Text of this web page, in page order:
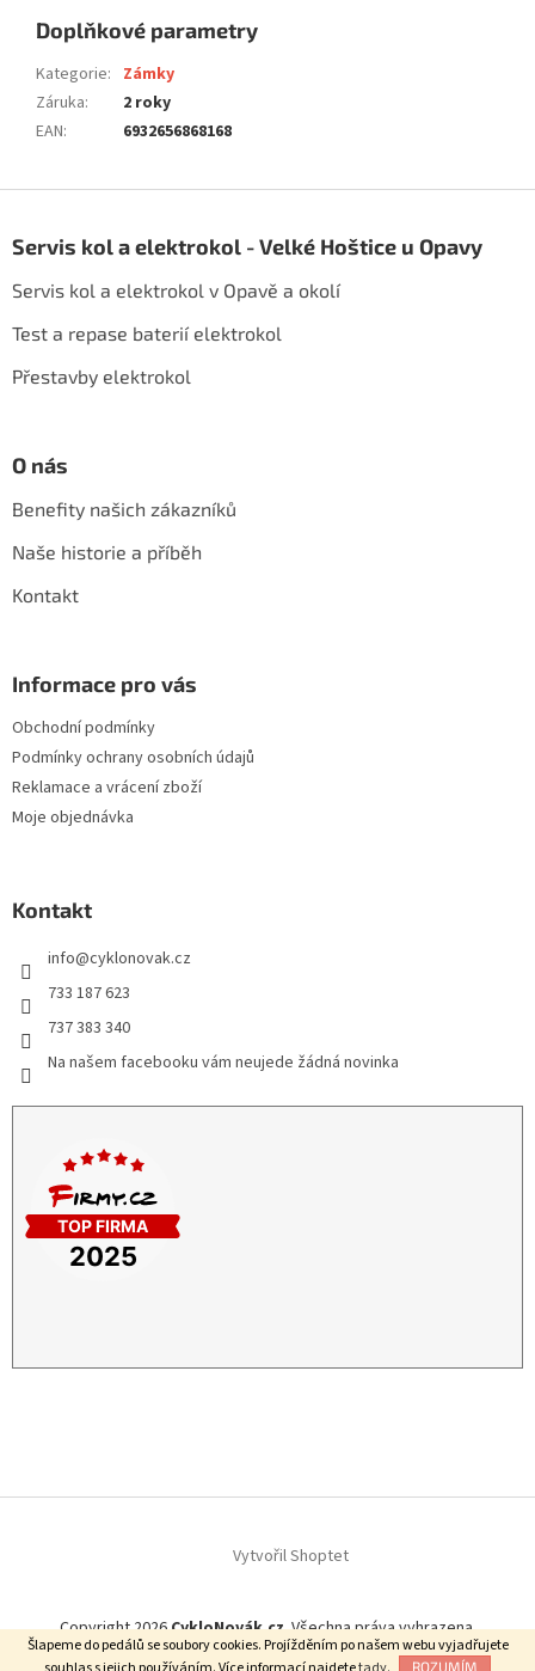
Šlapeme do pedálů se soubory cookies. Projížděním po našem webu vyjadřujete
ROZUMÍM
Doplňkové parametry
Kategorie: Zámky
Záruka:
2 roky
EAN: 6932656868168
pServis kol a elektrokol - Velké Hoštice u Opavy
Servis kol a elektrokol v Opavě a okolí
Test a repase baterií elektrokol
Přestavby elektrokol
O nás
Benefity našich zákazníků
Naše historie a příběh
Kontakt
Informace pro vás
Obchodní podmínky
Podmínky ochrany osobních údajů
Reklamace a vrácení zboží
Moje objednávka
Kontakt
info@cyklonovak.cz
733 187 623
737 383 340
Na našem facebooku vám neujede žádná novinka
Vytvořil Shoptet
Copyright 2026CykloNovák.cz. Všechna práva vyhrazena.
Našli jste lepší cenu?